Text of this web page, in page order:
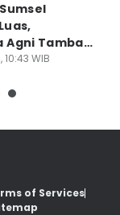
Agni Tambah
WIB
of Services